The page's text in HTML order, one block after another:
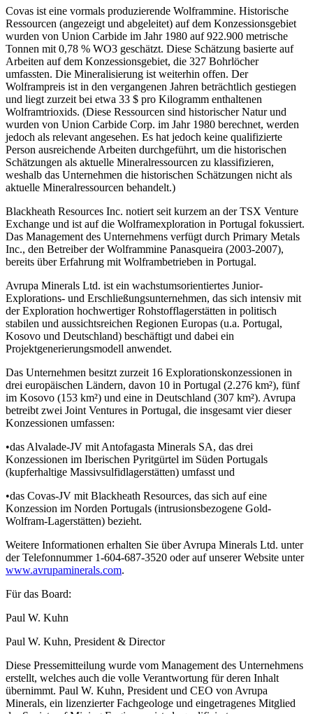
Covas ist eine vormals produzierende Wolframmine. Historische
Ressourcen (angezeigt und abgeleitet) auf dem Konzessionsgebiet
wurden von Union Carbide im Jahr 1980 auf 922.900 metrische
Tonnen mit 0,78 % WO3 geschätzt. Diese Schätzung basierte auf
Arbeiten auf dem Konzessionsgebiet, die 327 Bohrlöcher
umfassten. Die Mineralisierung ist weiterhin offen. Der
Wolframpreis ist in den vergangenen Jahren beträchtlich gestiegen
und liegt zurzeit bei etwa 33 $ pro Kilogramm enthaltenen
Wolframtrioxids. (Diese Ressourcen sind historischer Natur und
wurden von Union Carbide Corp. im Jahr 1980 berechnet, werden
jedoch als relevant angesehen. Es hat jedoch keine qualifizierte
Person ausreichende Arbeiten durchgeführt, um die historischen
Schätzungen als aktuelle Mineralressourcen zu klassifizieren,
weshalb das Unternehmen die historischen Schätzungen nicht als
aktuelle Mineralressourcen behandelt.)
Blackheath Resources Inc. notiert seit kurzem an der TSX Venture
Exchange und ist auf die Wolframexploration in Portugal fokussiert.
Das Management des Unternehmens verfügt durch Primary Metals
Inc., den Betreiber der Wolframmine Panasqueira (2003-2007),
bereits über Erfahrung mit Wolframbetrieben in Portugal.
Avrupa Minerals Ltd. ist ein wachstumsorientiertes Junior-
Explorations- und Erschließungsunternehmen, das sich intensiv mit
der Exploration hochwertiger Rohstofflagerstätten in politisch
stabilen und aussichtsreichen Regionen Europas (u.a. Portugal,
Kosovo und Deutschland) beschäftigt und dabei ein
Projektgenerierungsmodell anwendet.
Das Unternehmen besitzt zurzeit 16 Explorationskonzessionen in
drei europäischen Ländern, davon 10 in Portugal (2.276 km²), fünf
im Kosovo (153 km²) und eine in Deutschland (307 km²). Avrupa
betreibt zwei Joint Ventures in Portugal, die insgesamt vier dieser
Konzessionen umfassen:
•das Alvalade-JV mit Antofagasta Minerals SA, das drei
Konzessionen im Iberischen Pyritgürtel im Süden Portugals
(kupferhaltige Massivsulfidlagerstätten) umfasst und
•das Covas-JV mit Blackheath Resources, das sich auf eine
Konzession im Norden Portugals (intrusionsbezogene Gold-
Wolfram-Lagerstätten) bezieht.
Weitere Informationen erhalten Sie über Avrupa Minerals Ltd. unter
der Telefonnummer 1-604-687-3520 oder auf unserer Website unter
www.avrupaminerals.com.
Für das Board:
Paul W. Kuhn
Paul W. Kuhn, President & Director
Diese Pressemitteilung wurde vom Management des Unternehmens
erstellt, welches auch die volle Verantwortung für deren Inhalt
übernimmt. Paul W. Kuhn, President und CEO von Avrupa
Minerals, ein lizenzierter Fachgeologe und eingetragenes Mitglied